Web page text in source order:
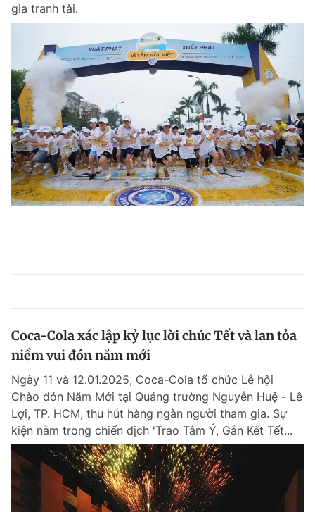
gia tranh tài.
Coca-Cola xác lập kỷ lục lời chúc Tết và lan tỏa
niềm vui đón năm mới
Ngày 11 và 12.01.2025, Coca-Cola tổ chức Lễ hội
Chào đón Năm Mới tại Quảng trường Nguyễn Huệ - Lê
Lợi, TP. HCM, thu hút hàng ngàn người tham gia. Sự
kiện nằm trong chiến dịch 'Trao Tâm Ý, Gắn Kết Tết...